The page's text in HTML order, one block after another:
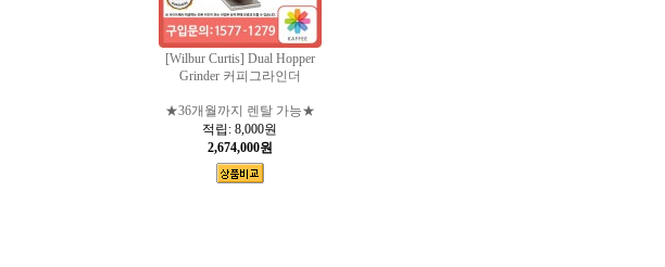
[Wilbur Curtis] Dual Hopper
Grinder 커피그라인더
★36개월까지 렌탈 가능★
적립: 8,000원
2,674,000원